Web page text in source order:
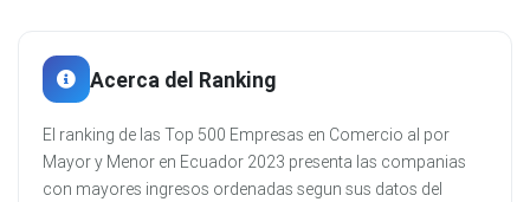
Acerca del Ranking
El ranking de las Top 500 Empresas en Comercio al por
Mayor y Menor en Ecuador 2023 presenta las companias
con mayores ingresos ordenadas segun sus datos del